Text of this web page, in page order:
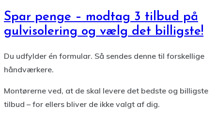
Spar penge – modtag 3 tilbud på
gulvisolering og vælg det billigste!
Du udfylder én formular. Så sendes denne til forskellige
håndværkere.
Montørerne ved, at de skal levere det bedste og billigste
tilbud – for ellers bliver de ikke valgt af dig.